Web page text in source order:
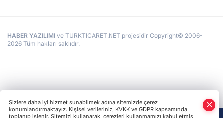
HABER YAZILIMI ve TURKTICARET.NET projesidir Copyright© 2006-
2026 Tüm hakları saklıdır.
Sizlere daha iyi hizmet sunabilmek adına sitemizde çerez
konumlandırmaktayız. Kişisel verileriniz, KVKK ve GDPR kapsamında
toplanıp işlenir. Sitemizi kullanarak, çerezleri kullanmamızı kabul etmiş